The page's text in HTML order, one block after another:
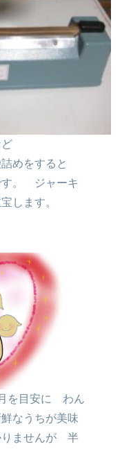
めをすると
。
ジャーキ
します。
を目安に
わん
なうちが美味
ませんが 半